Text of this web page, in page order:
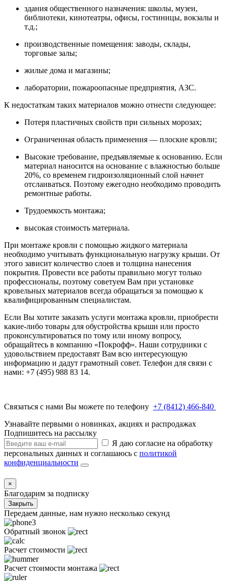
здания общественного назначения: школы, музеи,
библиотеки, кинотеатры, офисы, гостиницы, вокзалы и
т.д.;
производственные помещения: заводы, склады,
торговые залы;
жилые дома и магазины;
лаборатории, пожароопасные предприятия, АЗС.
К недостаткам таких материалов можно отнести следующее:
Потеря пластичных свойств при сильных морозах;
Ограниченная область применения — плоские кровли;
Высокие требование, предъявляемые к основанию. Если
материал наносится на основание с влажностью больше
20%, со временем гидроизоляционный слой начнет
отслаиваться. Поэтому ежегодно необходимо проводить
ремонтные работы.
Трудоемкость монтажа;
высокая стоимость материала.
При монтаже кровли с помощью жидкого материала
необходимо учитывать функциональную нагрузку крыши. От
этого зависит количество слоев и толщина нанесения
покрытия. Провести все работы правильно могут только
профессионалы, поэтому советуем Вам при установке
кровельных материалов всегда обращаться за помощью к
квалифицированным специалистам.
Если Вы хотите заказать услуги монтажа кровли, приобрести
какие-либо товары для обустройства крыши или просто
проконсультироваться по тому или иному вопросу,
обращайтесь в компанию «Покрофф». Наши сотрудники с
удовольствием предоставят Вам всю интересующую
информацию и дадут грамотный совет. Телефон для связи с
нами: +7 (495) 988 83 14.
Связаться с нами Вы можете по телефону +7 (8412) 466-840
Узнавайте первыми о новинках, акциях и распродажах
Подпишитесь на рассылку
Я даю согласие на обработку
персональных данных и соглашаюсь с политикой
конфиденциальности
×
Благодарим за подписку
Закрыть
Передаем данные, нам нужно несколько секунд
Обратный звонок
Расчет стоимости
Расчет стоимости монтажа